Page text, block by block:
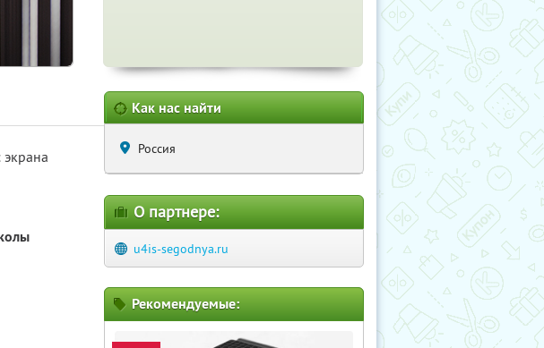
Как нас найти
Россия
О партнере:
u4is-segodnya.ru
Рекомендуемые: